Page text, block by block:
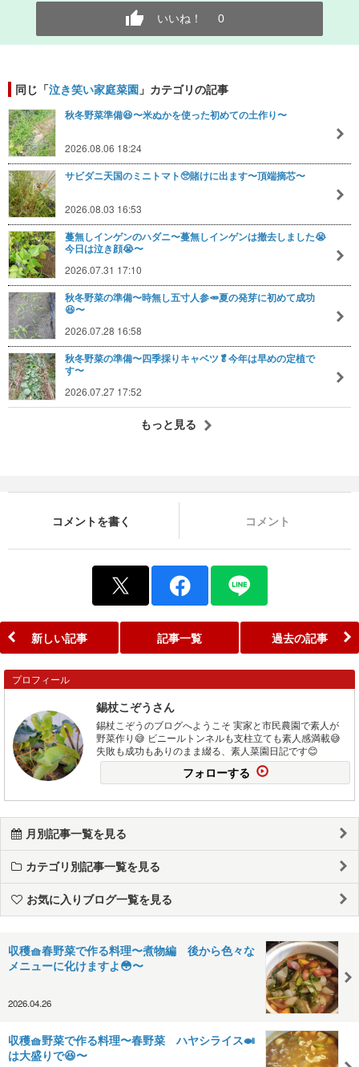
いいね！ 0
同じ「泣き笑い家庭菜園 」カテゴリの記事
秋冬野菜準備😆〜米ぬかを使った初めての土作り〜
2026.08.06 18:24
サビダニ天国のミニトマト🥺賭けに出ます〜頂端摘芯〜
2026.08.03 16:53
蔓無しインゲンのハダニ〜蔓無しインゲンは撤去しました😭
今日は泣き顔😭〜
2026.07.31 17:10
秋冬野菜の準備〜時無し五寸人参🥕夏の発芽に初めて成功
😆〜
2026.07.28 16:58
秋冬野菜の準備〜四季採りキャベツ🥬今年は早めの定植で
す〜
2026.07.27 17:52
もっと見る
コメントを書く コメント
新しい記事 記事一覧 過去の記事
プロフィール
錫杖こぞうさん
錫杖こぞうのブログへようこそ 実家と市民農園で素人が
野菜作り😅 ビニールトンネルも支柱立ても素人感満載😅
失敗も成功もありのまま綴る、素人菜園日記です😊
フォローする
月別記事一覧を見る
カテゴリ別記事一覧を見る
お気に入りブログ一覧を見る
収穫🧺春野菜で作る料理〜煮物編 後から色々な
メニューに化けますよ😳〜
2026.04.26
収穫🧺野菜で作る料理〜春野菜 ハヤシライス🍛
は大盛りで😆〜